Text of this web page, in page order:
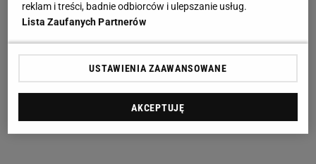
reklam i treści, badnie odbiorców i ulepszanie usług.
Lista Zaufanych Partnerów
USTAWIENIA ZAAWANSOWANE
AKCEPTUJĘ